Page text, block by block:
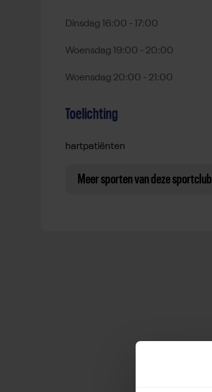
Dinsdag 16:00 - 17:00
Woensdag 19:00 - 20:00
Woensdag 20:00 - 21:00
Toelichting
hartpatiënten
Meer sporten van deze sportclub